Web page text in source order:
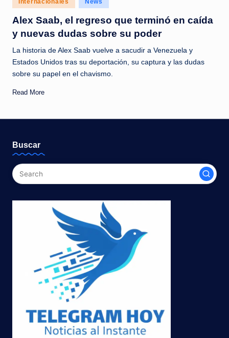
c
i
a
s
a
l
s
t
a
in
Internacionales News
Alex Saab, el regreso que terminó en caída
y nuevas dudas sobre su poder
La historia de Alex Saab vuelve a sacudir a Venezuela y
Estados Unidos tras su deportación, su captura y las dudas
sobre su papel en el chavismo.
Read More
Buscar